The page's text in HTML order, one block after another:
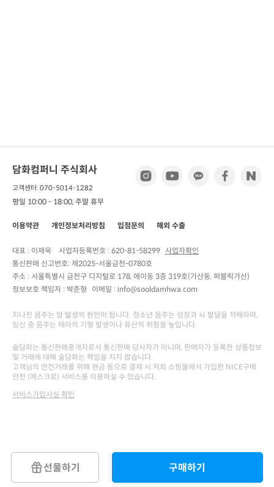
선물하기 구매하기
담화컴퍼니 주식회사
고객센터: 070-5014-1282
평일 10:00 - 18:00, 주말 휴무
이용약관 개인정보처리방침 입점문의 해외 수출
대표 : 이재욱 사업자등록번호 : 620-81-58299 사업자확인
통신판매 신고번호: 제2025-서울금천-0780호
주소 : 서울특별시 금천구 디지털로 178, 에이동 3층 319호(가산동, 퍼블릭가산)
정보보호 책임자 : 박준형 이메일 : info@sooldamhwa.com
지나친 음주는 암 발생의 원인이 됩니다. 청소년 음주는 성장과 뇌 발달을 저해하며,
임신 중 음주는 태아의 기형 발생이나 유산의 위험을 높입니다.
술담화는 통신판매중개자로서 통신판매 당사자가 아니며, 판매자가 등록한 상품정보
및 거래에 대해 술담화는 책임을 지지 않습니다.
고객님의 안전거래를 위해 현금 등으로 결제 시 저희 쇼핑몰에서 가입한 NICE구매
안전 (에스크로) 서비스를 이용하실 수 있습니다.
서비스가입사실 확인